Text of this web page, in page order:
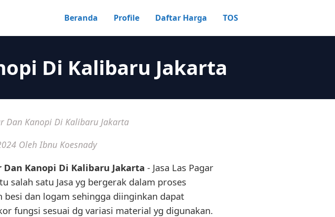
Beranda Profile Daftar Harga TOS
Di Kalibaru Jakarta
Dan Kanopi Di Kalibaru Jakarta
Oleh Ibnu Koesnady
Dan Kanopi Di Kalibaru Jakarta - Jasa Las Pagar
salah satu Jasa yg bergerak dalam proses
besi dan logam sehingga diinginkan dapat
fungsi sesuai dg variasi material yg digunakan.